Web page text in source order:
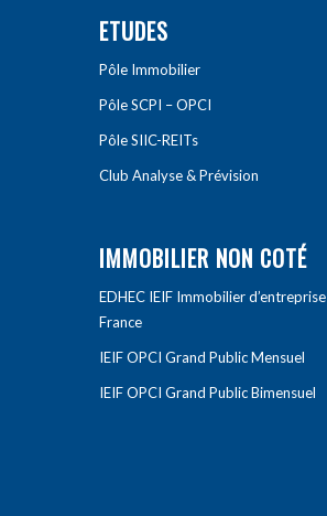
ETUDES
Pôle Immobilier
Pôle SCPI – OPCI
Pôle SIIC-REITs
Club Analyse & Prévision
IMMOBILIER NON COTÉ
EDHEC IEIF Immobilier d’entreprise
France
IEIF OPCI Grand Public Mensuel
IEIF OPCI Grand Public Bimensuel